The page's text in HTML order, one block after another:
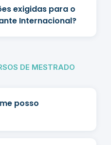
exigidas para o
Internacional?
DE MESTRADO
posso